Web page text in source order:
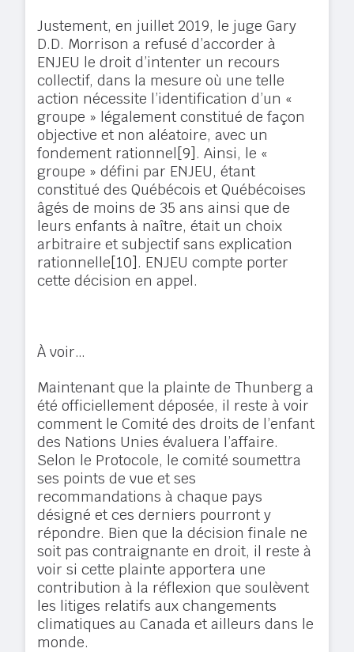
Justement, en juillet 2019, le juge Gary
D.D. Morrison a refusé d’accorder à
ENJEU le droit d’intenter un recours
collectif, dans la mesure où une telle
action nécessite l’identification d’un «
groupe » légalement constitué de façon
objective et non aléatoire, avec un
fondement rationnel [9]. Ainsi, le «
groupe » défini par ENJEU, étant
constitué des Québécois et Québécoises
âgés de moins de 35 ans ainsi que de
leurs enfants à naître, était un choix
arbitraire et subjectif sans explication
rationnelle[10]. ENJEU compte porter
cette décision en appel.
À voir…
Maintenant que la plainte de Thunberg a
été officiellement déposée, il reste à voir
comment le Comité des droits de l’enfant
des Nations Unies évaluera l’affaire.
Selon le Protocole, le comité soumettra
ses points de vue et ses
recommandations à chaque pays
désigné et ces derniers pourront y
répondre. Bien que la décision finale ne
soit pas contraignante en droit, il reste à
voir si cette plainte apportera une
contribution à la réflexion que soulèvent
les litiges relatifs aux changements
climatiques au Canada et ailleurs dans le
monde.